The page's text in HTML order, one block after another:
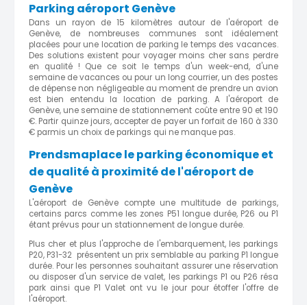
Parking aéroport Genève
Dans un rayon de 15 kilomètres autour de l'aéroport de
Genève, de nombreuses communes sont idéalement
placées pour une location de parking le temps des vacances.
Des solutions existent pour voyager moins cher sans perdre
en qualité ! Que ce soit le temps d'un week-end, d'une
semaine de vacances ou pour un long courrier, un des postes
de dépense non négligeable au moment de prendre un avion
est bien entendu la location de parking. A l'aéroport de
Genève, une semaine de stationnement coûte entre 90 et 190
€. Partir quinze jours, accepter de payer un forfait de 160 à 330
€ parmis un choix de parkings qui ne manque pas.
Prendsmaplace le parking économique et
de qualité à proximité de l'aéroport de
Genève
L'aéroport de Genève compte une multitude de parkings,
certains parcs comme les zones P51 longue durée, P26 ou P1
étant prévus pour un stationnement de longue durée.
Plus cher et plus l'approche de l'embarquement, les parkings
P20, P31-32 présentent un prix semblable au parking P1 longue
durée. Pour les personnes souhaitant assurer une réservation
ou disposer d'un service de valet, les parkings P1 ou P26 résa
park ainsi que P1 Valet ont vu le jour pour étoffer l'offre de
l'aéroport.